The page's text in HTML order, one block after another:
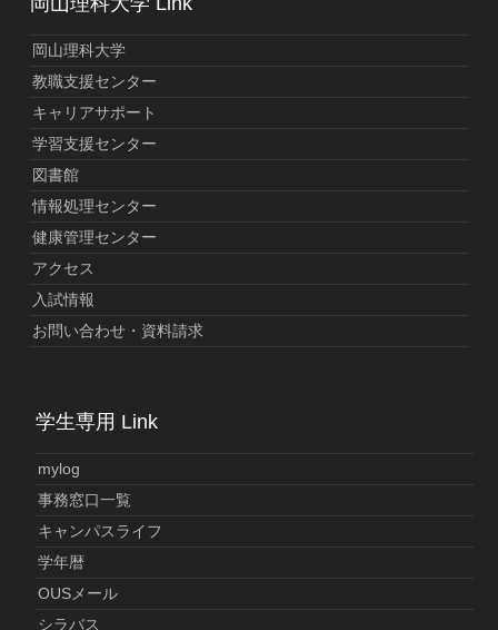
岡山理科大学
教職支援センター
キャリアサポート
学習支援センター
図書館
情報処理センター
健康管理センター
アクセス
入試情報
お問い合わせ・資料請求
学生専用 Link
mylog
事務窓口一覧
キャンパスライフ
学年暦
OUSメール
シラバス